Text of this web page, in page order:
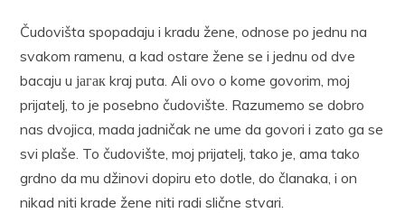
Čudovišta spopadaju i kradu žene, odnose po jednu na
svakom ramenu, a kad ostare žene se i jednu od dve
bacaju u јагак kraj puta. Ali ovo o kome govorim, moj
prijatelj, to je posebno čudovište. Razumemo se dobro
nas dvojica, mada jadničak ne ume da govori i zato ga se
svi plaše. To čudovište, moj prijatelj, tako je, ama tako
grdno da mu džinovi dopiru eto dotle, do članaka, i on
nikad niti krade žene niti radi slične stvari.